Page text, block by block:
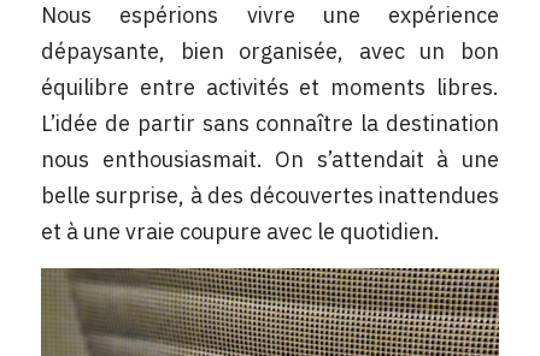
Nous espérions vivre une expérience
dépaysante, bien organisée, avec un bon
équilibre entre activités et moments libres.
L’idée de partir sans connaître la destination
nous enthousiasmait. On s’attendait à une
belle surprise, à des découvertes inattendues
et à une vraie coupure avec le quotidien.